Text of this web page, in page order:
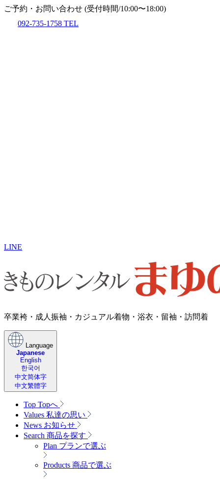
ご予約・お問い合わせ (受付時間/10:00〜18:00)
092-735-1758 TEL
LINE
卒業袴・成人振袖・​カジュアル着物・浴衣・留袖・訪問着
Language
Japanese
English
한국어
中文简体字
中文繁體字
Top Topへ
Values 私達の思い
News お知らせ
Search 商品を探す
Plan プランで選ぶ
Products 商品で選ぶ